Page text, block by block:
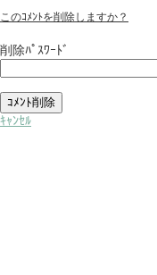
このｺﾒﾝﾄを削除しますか？
削除ﾊﾟｽﾜｰﾄﾞ
ｷｬﾝｾﾙ